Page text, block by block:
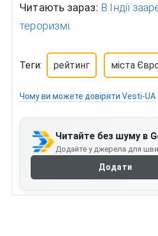
Читають зараз: В Індії
тероризмі.
Теги: рейтинг міста
Чому ви можете довіряти Vesti-UA
Читайте без шуму в
Додайте у джерела для
Додати